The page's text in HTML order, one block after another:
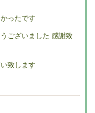
ったです
ございました 感謝致
致します